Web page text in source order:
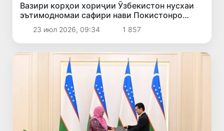
Вазири корҳои хориҷии Ӯзбекистон нусхаи
эътимодномаи сафири нави Покистонро
қабул кард
23 июл 2026, 09:34 1 857